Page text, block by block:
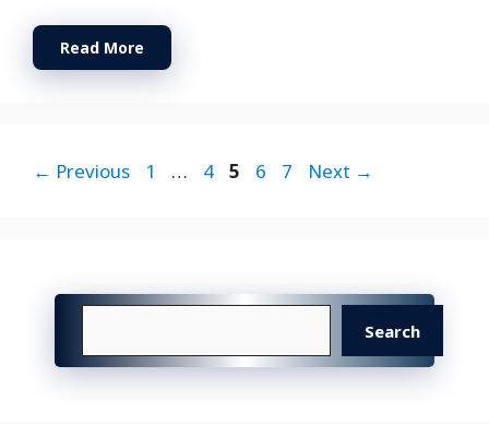
Read More
← Previous Page
1 … Page
4 Page
5 Page
6 Page
7 Next →
Search